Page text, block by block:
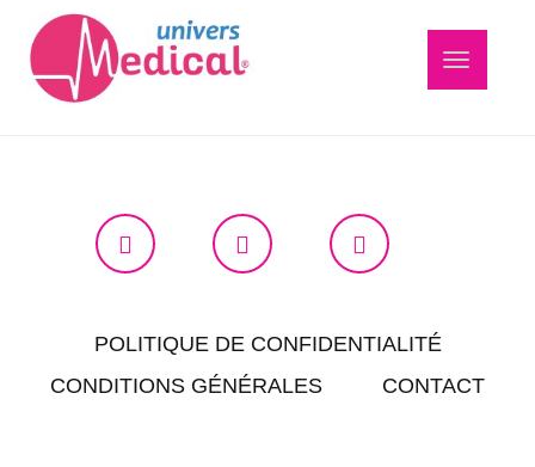
Navigation
POLITIQUE DE CONFIDENTIALITÉ
CONDITIONS GÉNÉRALES
CONTACT